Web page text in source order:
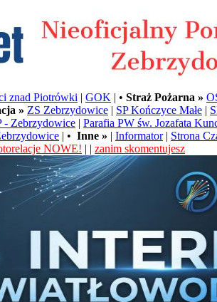
znad Piotrówki | GOK | • Straż Pożarna »
» ZS Zebrzydowice | SP Kończyce Małe |
- Zebrzydowice | Parafia PW św. Jozafata
| • Inne » | Informator| Strona
NOWE! | | zanim skomentujesz